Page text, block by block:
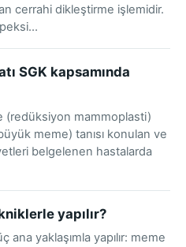
cerrahi dikleştirme işlemidir.
SGK kapsamında
(redüksiyon mammoplasti)
meme) tanısı konulan ve
belgelenen hastalarda
yapılır?
yaklaşımla yapılır: meme